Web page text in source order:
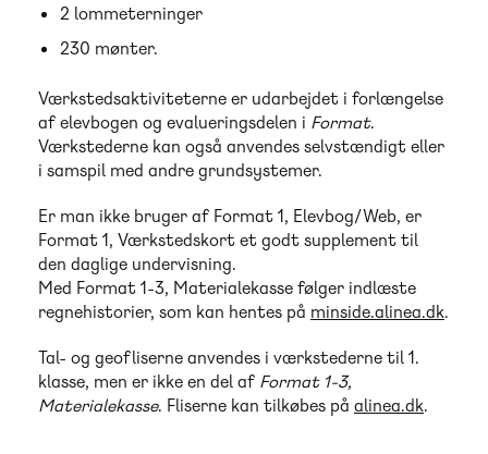
2 lommeterninger
230 mønter.
Værkstedsaktiviteterne er udarbejdet i forlængelse
af elevbogen og evalueringsdelen i Format.
Værkstederne kan også anvendes selvstændigt eller
i samspil med andre grundsystemer.
Er man ikke bruger af Format 1, Elevbog/Web, er
Format 1, Værkstedskort et godt supplement til
den daglige undervisning.
Med Format 1-3, Materialekasse følger indlæste
regnehistorier, som kan hentes på minside.alinea.dk.
Tal- og geofliserne anvendes i værkstederne til 1.
klasse, men er ikke en del af Format 1-3,
Materialekasse. Fliserne kan tilkøbes på alinea.dk.